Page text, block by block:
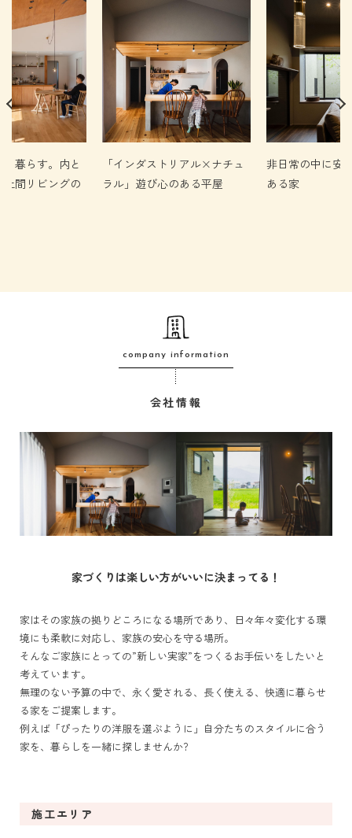
暮らす。内と
間リビングの
「インダストリアル×ナチュ
ラル」遊び心のある平屋
非日常の中に安
ある家
company information
会社情報
家づくりは楽しい方がいいに決まってる！
家はその家族の拠りどころになる場所であり、日々年々変化する環
境にも柔軟に対応し、家族の安心を守る場所。
そんなご家族にとっての”新しい実家”をつくるお手伝いをしたいと
考えています。
無理のない予算の中で、永く愛される、長く使える、快適に暮らせ
る家をご提案します。
例えば「ぴったりの洋服を選ぶように」自分たちのスタイルに合う
家を、暮らしを一緒に探しませんか?
施工エリア